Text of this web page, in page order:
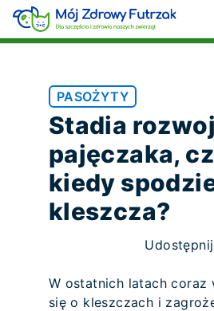
PASOŻYTY
Stadia
pajęczaka,
kiedy
kleszcza?
Udostępnij
W ostatnich latach coraz
się o kleszczach i